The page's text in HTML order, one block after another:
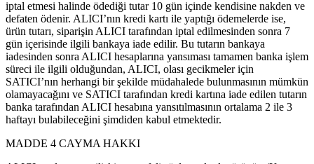
iptal etmesi halinde ödediği tutar 10 gün içinde kendisine nakden ve
defaten ödenir. ALICI’nın kredi kartı ile yaptığı ödemelerde ise,
ürün tutarı, siparişin ALICI tarafından iptal edilmesinden sonra 7
gün içerisinde ilgili bankaya iade edilir. Bu tutarın bankaya
iadesinden sonra ALICI hesaplarına yansıması tamamen banka işlem
süreci ile ilgili olduğundan, ALICI, olası gecikmeler için
SATICI’nın herhangi bir şekilde müdahalede bulunmasının mümkün
olamayacağını ve SATICI tarafından kredi kartına iade edilen tutarın
banka tarafından ALICI hesabına yansıtılmasının ortalama 2 ile 3
haftayı bulabileceğini şimdiden kabul etmektedir.
MADDE 4 CAYMA HAKKI